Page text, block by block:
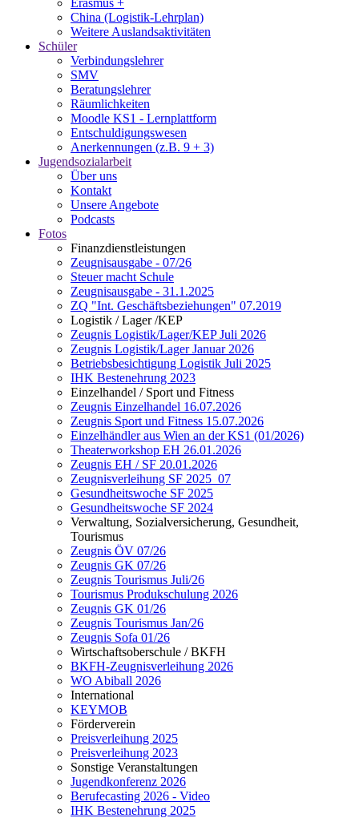
Erasmus +
China (Logistik-Lehrplan)
Weitere Auslandsaktivitäten
Schüler
Verbindungslehrer
SMV
Beratungslehrer
Räumlichkeiten
Moodle KS1 - Lernplattform
Entschuldigungswesen
Anerkennungen (z.B. 9 + 3)
Jugendsozialarbeit
Über uns
Kontakt
Unsere Angebote
Podcasts
Fotos
Finanzdienstleistungen
Zeugnisausgabe - 07/26
Steuer macht Schule
Zeugnisausgabe - 31.1.2025
ZQ "Int. Geschäftsbeziehungen" 07.2019
Logistik / Lager /KEP
Zeugnis Logistik/Lager/KEP Juli 2026
Zeugnis Logistik/Lager Januar 2026
Betriebsbesichtigung Logistik Juli 2025
IHK Bestenehrung 2023
Einzelhandel / Sport und Fitness
Zeugnis Einzelhandel 16.07.2026
Zeugnis Sport und Fitness 15.07.2026
Einzelhändler aus Wien an der KS1 (01/2026)
Theaterworkshop EH 26.01.2026
Zeugnis EH / SF 20.01.2026
Zeugnisverleihung SF 2025_07
Gesundheitswoche SF 2025
Gesundheitswoche SF 2024
Verwaltung, Sozialversicherung, Gesundheit,
Tourismus
Zeugnis ÖV 07/26
Zeugnis GK 07/26
Zeugnis Tourismus Juli/26
Tourismus Produkschulung 2026
Zeugnis GK 01/26
Zeugnis Tourismus Jan/26
Zeugnis Sofa 01/26
Wirtschaftsoberschule / BKFH
BKFH-Zeugnisverleihung 2026
WO Abiball 2026
International
KEYMOB
Förderverein
Preisverleihung 2025
Preisverleihung 2023
Sonstige Veranstaltungen
Jugendkonferenz 2026
Berufecasting 2026 - Video
IHK Bestenehrung 2025